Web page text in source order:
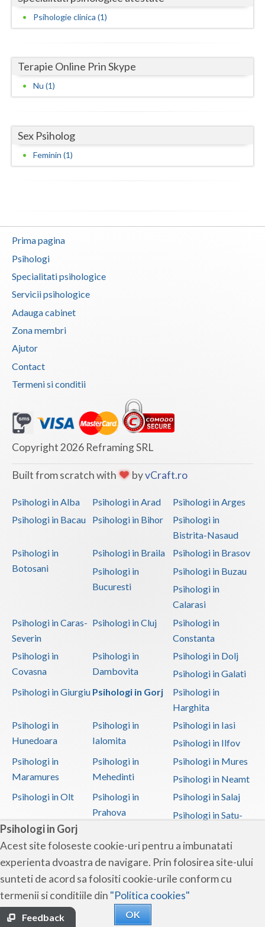
Psihologi in Gorj
Acest site foloseste cookie-uri pentru a imbunatati
experienta dvoastra de navigare. Prin folosirea site-ului
sunteti de acord sa folositi cookie-urile conform cu
termenii si conditiile din "Politica cookies"
OK
Ialomita
Ilfov
Maramures
Mures
Neamt
Salaj
Satu-Mare
Sibiu
Suceava
Teleorman
Tulcea
Valcea
Vaslui
Vrancea
Psihologie clinica (1)
Terapie Online Prin Skype
Nu (1)
Sex Psiholog
Feminin (1)
Feedback
Prima pagina
Psihologi
Specialitati psihologice
Servicii psihologice
Adauga cabinet
Zona membri
Ajutor
Contact
Termeni si conditii
Copyright 2026 Reframing SRL
Built from scratch with byvCraft.ro
Psihologi in Alba Psihologi in Arad
Psihologi in Arges
Psihologi in Bacau
Psihologi in Bihor
Psihologi in
Bistrita-Nasaud
Psihologi in
Botosani
Psihologi in Braila
Psihologi in Brasov
Psihologi in
Bucuresti
Psihologi in Buzau
Psihologi in
Calarasi
Psihologi in Caras-
Severin
Psihologi in Cluj
Psihologi in
Constanta
Psihologi in
Covasna
Psihologi in
Dambovita
Psihologi in Dolj
Psihologi in Galati
Psihologi in Giurgiu Psihologi in Gorj
Psihologi in
Harghita
Psihologi in
Hunedoara
Psihologi in
Ialomita
Psihologi in Iasi
Psihologi in Ilfov
Psihologi in
Maramures
Psihologi in
Mehedinti
Psihologi in Mures
Psihologi in Neamt
Psihologi in Olt
Psihologi in
Prahova
Psihologi in Salaj
Psihologi in Satu-
Psihologi in Sibiu
Psihologi in
Suceava
Psihologi in
Teleorman
Psihologi in Timis
Psihologi in Tulcea Psihologi in Valcea
Psihologi in Vaslui
Psihologi in
Vrancea